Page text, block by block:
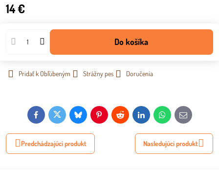
14 €
Do košíka
Pridať k Obľúbeným Strážny pes Doručenia
FacebookTwitter BlueskyPinterestReddit LinkedInWhatsApp
E-
mail
Predchádzajúci produkt Nasledujúci produkt